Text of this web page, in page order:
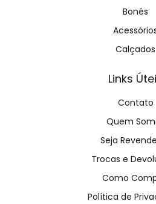
Bonés
Calçados
Links
Contato
Quem
Seja
Trocas e
Como
Política de